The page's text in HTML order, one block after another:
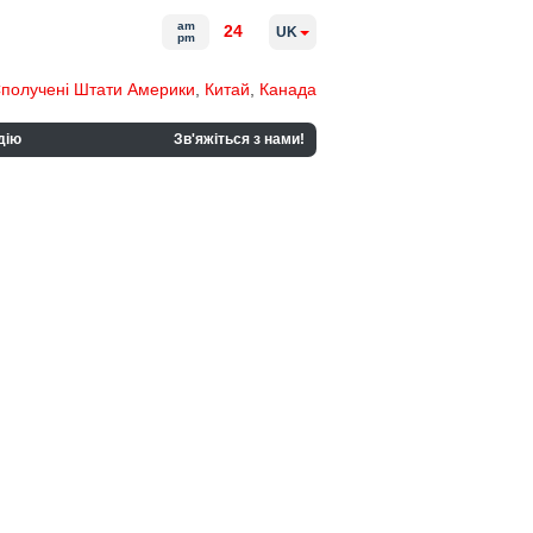
Штати Америки Китай Канада
Зв'яжіться з нами!
am
pm
24 UK